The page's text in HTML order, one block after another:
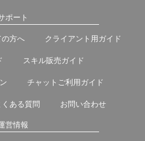
ポート
の方へ クライアント用ガイド
スキル販売ガイド
チャットご利用ガイド
くある質問 お問い合わせ
営情報